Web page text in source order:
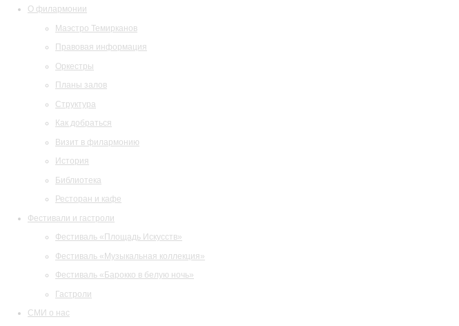
О филармонии
Маэстро Темирканов
Правовая информация
Оркестры
Планы залов
Структура
Как добраться
Визит в филармонию
История
Библиотека
Ресторан и кафе
Фестивали и гастроли
Фестиваль «Площадь Искусств»
Фестиваль «Музыкальная коллекция»
Фестиваль «Барокко в белую ночь»
Гастроли
СМИ о нас